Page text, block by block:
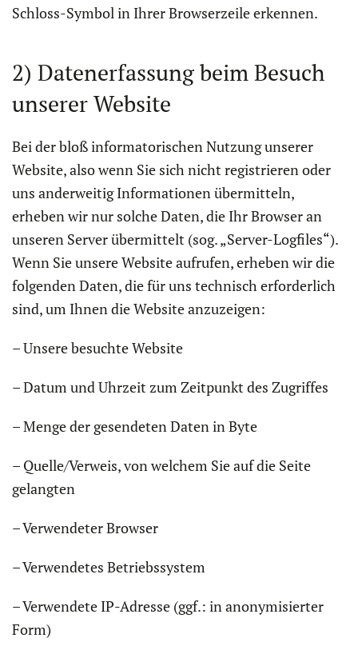
Schloss-Symbol in Ihrer Browserzeile erkennen.
2) Datenerfassung beim Besuch
unserer Website
Bei der bloß informatorischen Nutzung unserer
Website, also wenn Sie sich nicht registrieren oder
uns anderweitig Informationen übermitteln,
erheben wir nur solche Daten, die Ihr Browser an
unseren Server übermittelt (sog. „Server-Logfiles“).
Wenn Sie unsere Website aufrufen, erheben wir die
folgenden Daten, die für uns technisch erforderlich
sind, um Ihnen die Website anzuzeigen:
– Unsere besuchte Website
– Datum und Uhrzeit zum Zeitpunkt des Zugriffes
– Menge der gesendeten Daten in Byte
– Quelle/Verweis, von welchem Sie auf die Seite
gelangten
– Verwendeter Browser
– Verwendetes Betriebssystem
– Verwendete IP-Adresse (ggf.: in anonymisierter
Form)